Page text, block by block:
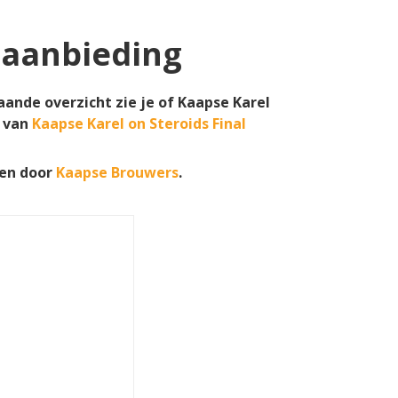
overzicht zie je of Kaapse Karel
Kaapse Karel on Steroids Final
door Kaapse Brouwers.